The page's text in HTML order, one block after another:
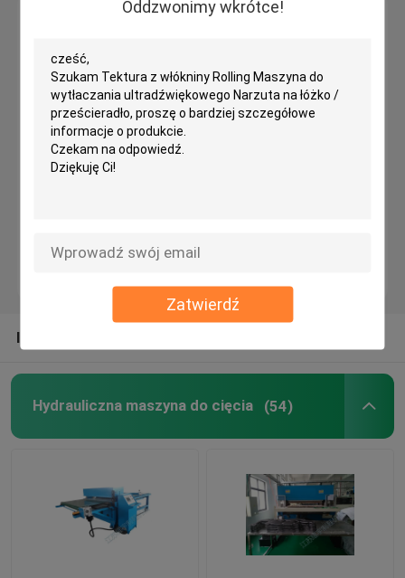
Oddzwonimy wkrótce!
Zatwierdź
Rzuć maszynę do cięcia
Maszyna do cięcia tkanin
Plastikowe arkusze
Zostaw wiadomość
INNE KATEGORIE OD NAS
Hydrauliczna maszyna do cięcia (54)